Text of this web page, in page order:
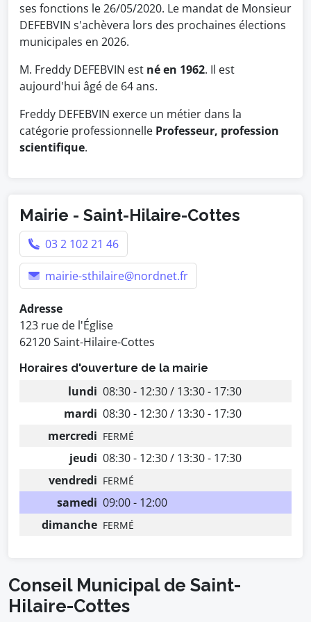
ses fonctions le 26/05/2020. Le mandat de Monsieur
DEFEBVIN s'achèvera lors des prochaines élections
municipales en 2026.
M. Freddy DEFEBVIN est né en 1962. Il est
aujourd'hui âgé de 64 ans.
Freddy DEFEBVIN exerce un métier dans la
catégorie professionnelle Professeur, profession
scientifique.
Mairie - Saint-Hilaire-Cottes
03 2 102 21 46
mairie-sthilaire@nordnet.fr
Adresse
123 rue de l'Église
62120 Saint-Hilaire-Cottes
Horaires d'ouverture de la mairie
lundi 08:30 - 12:30 / 13:30 - 17:30
mardi 08:30 - 12:30 / 13:30 - 17:30
mercredi FERMÉ
jeudi 08:30 - 12:30 / 13:30 - 17:30
vendredi FERMÉ
samedi 09:00 - 12:00
dimanche FERMÉ
Conseil Municipal de Saint-
Hilaire-Cottes